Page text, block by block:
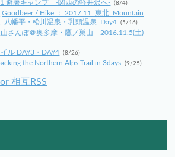
避暑キャンプ -関西の軽井沢へ- (8/4)
/ Hike ： 2017.11_東北_Mountain
八幡平・松川温泉・乳頭温泉_Day4 (5/16)
さんぽ＠奥多摩・鷹ノ巣山 2016.11.5(土)
ル DAY3・DAY4 (8/26)
the Northern Alps Trail in 3days (9/25)
相互RSS